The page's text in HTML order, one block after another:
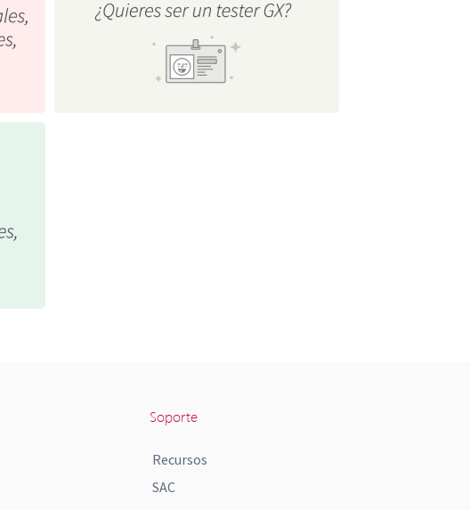
Soporte
Recursos
SAC